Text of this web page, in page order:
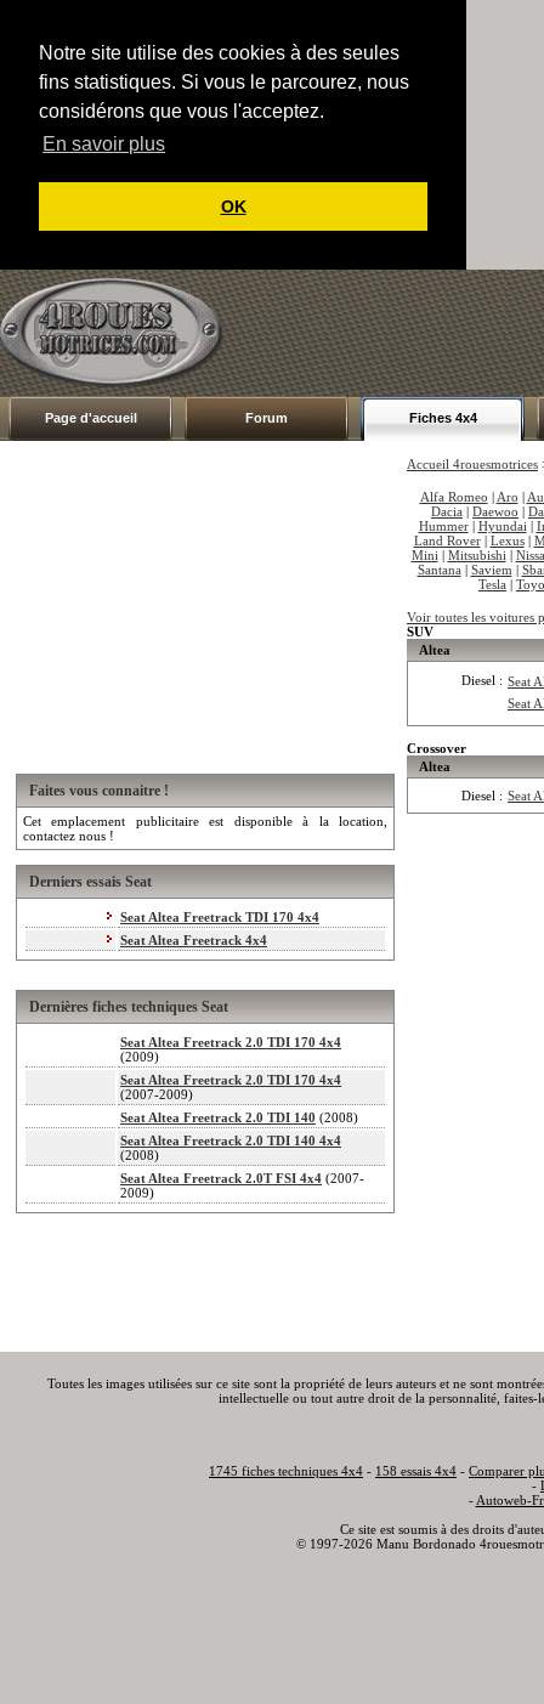
Notre site utilise des cookies à des seules
fins statistiques. Si vous le parcourez, nous
considérons que vous l'acceptez.
En savoir plus
OK
Page d'accueil Forum Fiches 4x4
Faites vous connaitre !
Cet emplacement publicitaire est disponible à la location,
contactez nous !
Derniers essais Seat
Seat Altea Freetrack TDI 170 4x4
Seat Altea Freetrack 4x4
Dernières fiches techniques Seat
Seat Altea Freetrack 2.0 TDI 170 4x4
(2009)
Seat Altea Freetrack 2.0 TDI 170 4x4
(2007-2009)
Seat Altea Freetrack 2.0 TDI 140 (2008)
Seat Altea Freetrack 2.0 TDI 140 4x4
(2008)
Seat Altea Freetrack 2.0T FSI 4x4 (2007-
2009)
Accueil 4rouesmotrices
Alfa Romeo | Aro |
Dacia | Daewoo |
Hummer| Hyundai |
Land Rover| Lexus|
Mini | Mitsubishi |
Santana | Saviem |
Tesla |
Voir toutes les voitures
SUV
Altea
Diesel : Seat
Seat
Crossover
Altea
Diesel : Seat
Toutes les images utilisées sur ce site sont la propriété de leurs auteurs et ne sont
intellectuelle ou tout autre droit de la personnalité,
1745 fiches techniques 4x4 - 158 essais 4x4 - Comparer
-
- Autoweb-
Ce site est soumis à des droits
© 1997-2026 Manu Bordonado